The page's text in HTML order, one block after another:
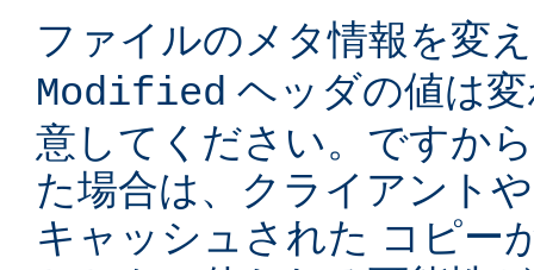
ファイルのメタ情報を変
Modified ヘッダの値は
意してください。ですか
た場合は、クライアント
キャッシュされた コピー